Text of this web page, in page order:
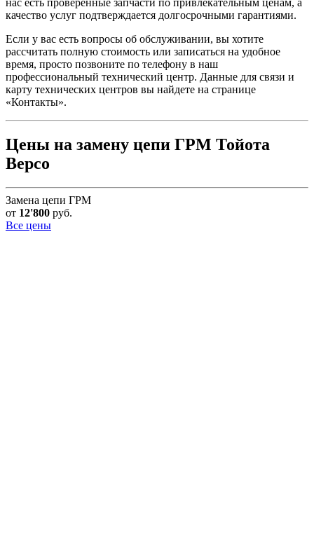
нас есть проверенные запчасти по привлекательным ценам, а
качество услуг подтверждается долгосрочными гарантиями.
Если у вас есть вопросы об обслуживании, вы хотите
рассчитать полную стоимость или записаться на удобное
время, просто позвоните по телефону в наш
профессиональный технический центр. Данные для связи и
карту технических центров вы найдете на странице
«Контакты».
Цены на замену цепи ГРМ Тойота
Версо
Замена цепи ГРМ
от 12'800 руб.
Все цены